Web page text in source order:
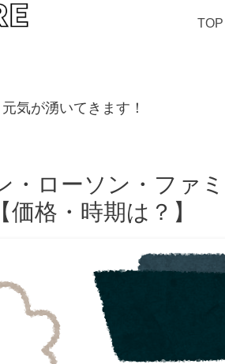
TOP
気が湧いてきます！
・ローソン・ファ
格・時期は？】